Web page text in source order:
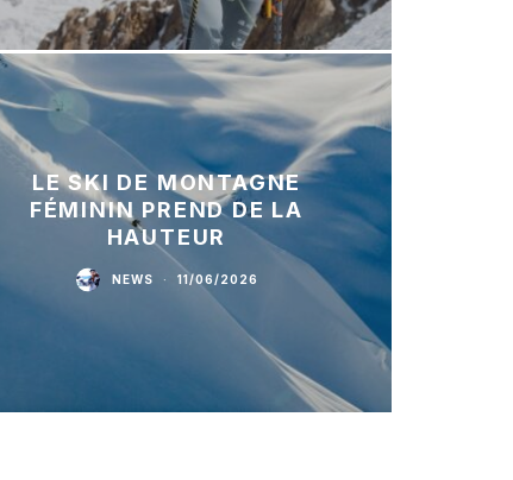
LE SKI DE MONTAGNE
FÉMININ PREND DE LA
HAUTEUR
NEWS · 11/06/2026